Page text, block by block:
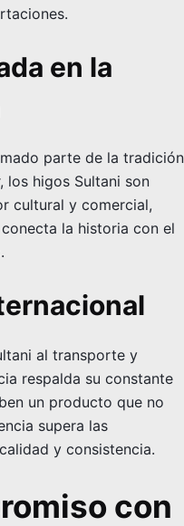
en la
parte de la tradición
los higos Sultani son
cultural y comercial,
la historia con el
al transporte y
respalda su constante
un producto que no
supera las
y consistencia.
con